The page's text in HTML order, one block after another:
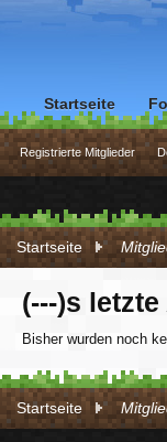
Startseite
(---)s
Bisher wurden noch
Startseite
Startseite
Registrierte Mitglieder